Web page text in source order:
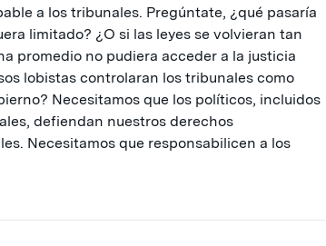
a los tribunales. Pregúntate, ¿qué pasaría
limitado? ¿O si las leyes se volvieran tan
promedio no pudiera acceder a la justicia
lobistas controlaran los tribunales como
Necesitamos que los políticos, incluidos
defiendan nuestros derechos
Necesitamos que responsabilicen a los